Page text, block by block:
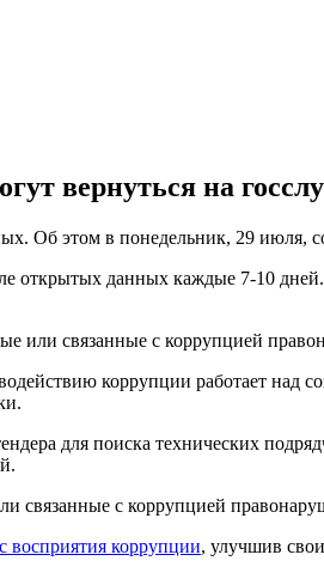
вернуться на
Об этом в понедельник, 29
открытых данных каждые 7-10
или связанные с коррупцией
коррупции работает над
для поиска технических
связанные с коррупцией
восприятия коррупции, улучшив